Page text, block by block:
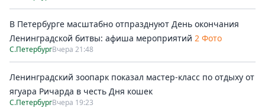
В Петербурге масштабно отпразднуют День окончания
Ленинградской битвы: афиша мероприятий 2 Фото
С.ПетербургВчера 21:48
Ленинградский зоопарк показал мастер-класс по отдыху от
ягуара Ричарда в честь Дня кошек
С.ПетербургВчера 19:23